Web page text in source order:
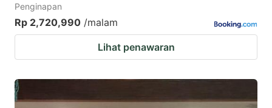
Penginapan
Rp 2,720,990 /malam
Lihat penawaran